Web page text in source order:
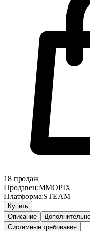
18 продаж
Продавец:MMOPIX
Платформа:STEAM
Купить
Описание
Системные требования